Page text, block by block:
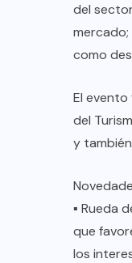
del
como
El
del
y
▪︎ Rueda
que
los